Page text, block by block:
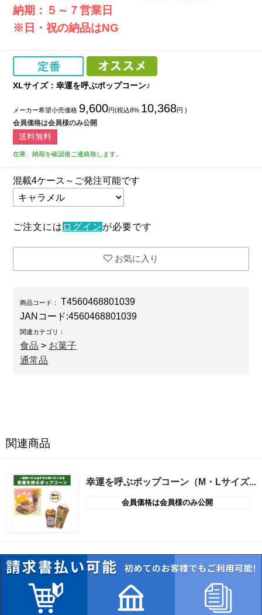
納期：５～７営業日
※日・祝の納品はNG
XLサイズ：幸運を呼ぶポップコーン♪
メーカー希望小売価格 9,600円(税込8% 10,368円 )
会員価格は会員様のみ公開
送料無料
在庫、納期を確認後ご連絡致します。
混載4ケース～ご発注可能です
ご注文には ログインが必要です
お気に入り
商品コード：
T4560468801039
JANコード:4560468801039
関連カテゴリ：
食品 > お菓子
通常品
関連商品
幸運を呼ぶポップコーン（M・Lサイズ...
会員価格は会員様のみ公開